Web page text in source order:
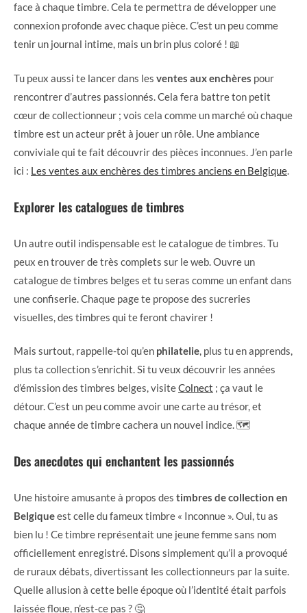
face à chaque timbre. Cela te permettra de développer une
connexion profonde avec chaque pièce. C’est un peu comme
tenir un journal intime, mais un brin plus coloré ! 📖
Tu peux aussi te lancer dans les ventes aux enchères pour
rencontrer d’autres passionnés. Cela fera battre ton petit
cœur de collectionneur ; vois cela comme un marché où chaque
timbre est un acteur prêt à jouer un rôle. Une ambiance
conviviale qui te fait découvrir des pièces inconnues. J’en parle
ici : Les ventes aux enchères des timbres anciens en Belgique.
Explorer les catalogues de timbres
Un autre outil indispensable est le catalogue de timbres. Tu
peux en trouver de très complets sur le web. Ouvre un
catalogue de timbres belges et tu seras comme un enfant dans
une confiserie. Chaque page te propose des sucreries
visuelles, des timbres qui te feront chavirer !
Mais surtout, rappelle-toi qu’en philatelie, plus tu en apprends,
plus ta collection s’enrichit. Si tu veux découvrir les années
d’émission des timbres belges, visiteColnect ; ça vaut le
détour. C’est un peu comme avoir une carte au trésor, et
chaque année de timbre cachera un nouvel indice. 🗺️
Des anecdotes qui enchantent les passionnés
Une histoire amusante à propos des timbres de collection en
Belgiqueest celle du fameux timbre « Inconnue ». Oui, tu as
bien lu ! Ce timbre représentait une jeune femme sans nom
officiellement enregistré. Disons simplement qu’il a provoqué
de ruraux débats, divertissant les collectionneurs par la suite.
Quelle allusion à cette belle époque où l’identité était parfois
laissée floue, n’est-ce pas ? 🤔